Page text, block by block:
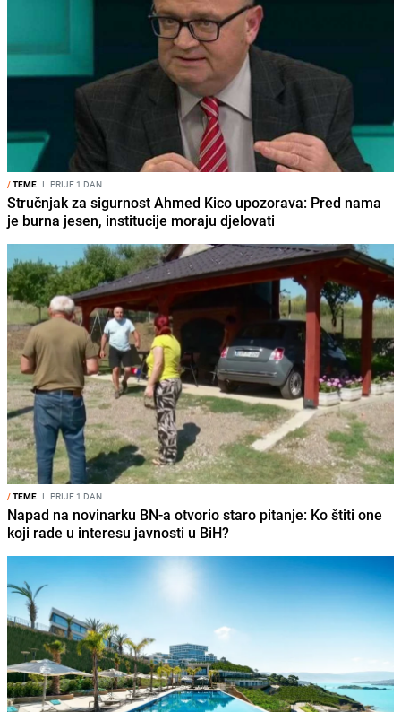
/TEME I PRIJE 1 DAN
Stručnjak za sigurnost Ahmed Kico upozorava: Pred nama
je burna jesen, institucije moraju djelovati
/TEME I PRIJE 1 DAN
Napad na novinarku BN-a otvorio staro pitanje: Ko štiti one
koji rade u interesu javnosti u BiH?